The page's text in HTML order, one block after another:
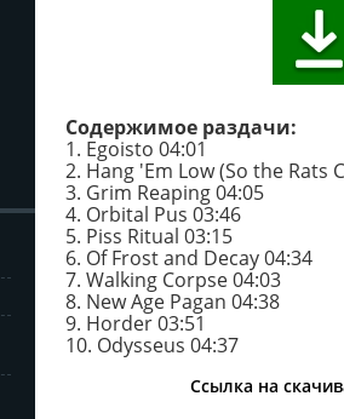
Содержимое раздачи:
1. Egoisto 04:01
2. Hang 'Em Low (So the Rats
3. Grim Reaping 04:05
4. Orbital Pus 03:46
5. Piss Ritual 03:15
6. Of Frost and Decay 04:34
7. Walking Corpse 04:03
8. New Age Pagan 04:38
9. Horder 03:51
10. Odysseus 04:37
Ссылка на